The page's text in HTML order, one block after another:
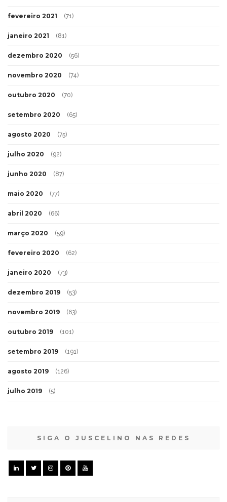
fevereiro 2021 (71)
janeiro 2021 (81)
dezembro 2020 (56)
novembro 2020 (74)
outubro 2020 (70)
setembro 2020 (65)
agosto 2020 (75)
julho 2020 (92)
junho 2020 (87)
maio 2020 (77)
abril 2020 (66)
março 2020 (59)
fevereiro 2020 (62)
janeiro 2020 (73)
dezembro 2019 (53)
novembro 2019 (63)
outubro 2019 (101)
setembro 2019 (191)
agosto 2019 (126)
julho 2019 (5)
SIGA O JUSCELINO NAS REDES